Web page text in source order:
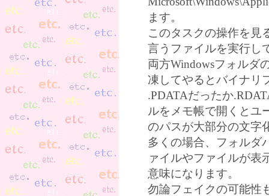
ます。
このタスクの操作を見
言うファイルを実行し
両方Windowsフォルダ
凍してやるとバイナリ
.PDATAだったか
ルをメモ帳で開くとユ
のパスが大部分の文字
多くの場合、フォルダ
ァイルやファイルが表
意味になります。
勿論フェイクの可能性